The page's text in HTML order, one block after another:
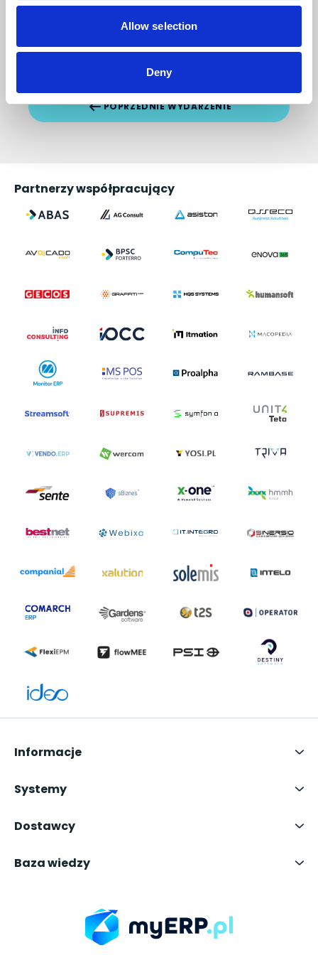
Allow selection
Deny
POPRZEDNIE WYDARZENIE
Partnerzy współpracujący
Informacje
Systemy
Dostawcy
Baza wiedzy